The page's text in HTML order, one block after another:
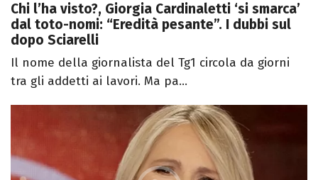
Chi l’ha visto?, Giorgia Cardinaletti ‘si smarca’
dal toto-nomi: “Eredità pesante”. I dubbi sul
dopo Sciarelli
Il nome della giornalista del Tg1 circola da giorni
tra gli addetti ai lavori. Ma pa...